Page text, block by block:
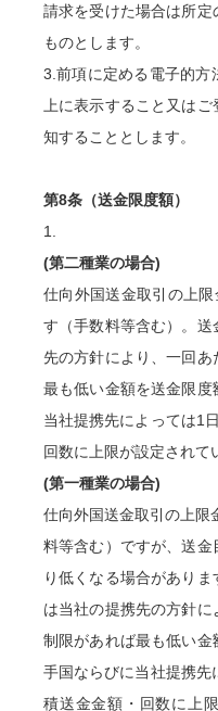
請求を受けた場合は所定
ものとします。
3.前項に定める電子的方
上に表示すること又は
知することとします。
第8条（送金限度額）
1.
(第二種業の場合)
仕向外国送金取引の上
す（手数料等含む）。
先の方針により、一回
最も低い金額を送金限度
当社提携先によっては1
回数に上限が設定されて
(第一種業の場合)
仕向外国送金取引の上限
料等含む）ですが、送金
り低くなる場合があり
は当社の提携先の方針
制限があれば最も低い
手国ならびに当社提携先
積送金金額・回数に上